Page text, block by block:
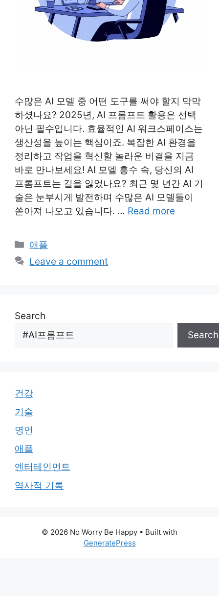
수많은 AI 모델 중 어떤 도구를 써야 할지 막막
하셨나요? 2025년, AI 프롬프트 활용은 선택
아닌 필수입니다. 효율적인 AI 워크스페이스는
생산성을 높이는 핵심이죠. 복잡한 AI 환경을
정리하고 작업을 혁신할 놀라운 비결을 지금
바로 만나보세요! AI 모델 홍수 속, 당신의 AI
프롬프트는 길을 잃었나요? 최근 몇 년간 AI 기
술은 눈부시게 발전하며 수많은 AI 모델들이
쏟아져 나오고 있습니다. … Read more
Categories
애플
Leave a comment
Search
Search
건강
기술
명언
애플
엔터테인먼트
역사적 기록
© 2026 No Worry Be Happy • Built with
GeneratePress